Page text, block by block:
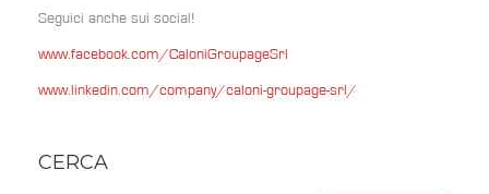
Seguici anche sui social!
www.facebook.com/CaloniGroupageSrl
www.linkedin.com/company/caloni-groupage-srl/
CERCA